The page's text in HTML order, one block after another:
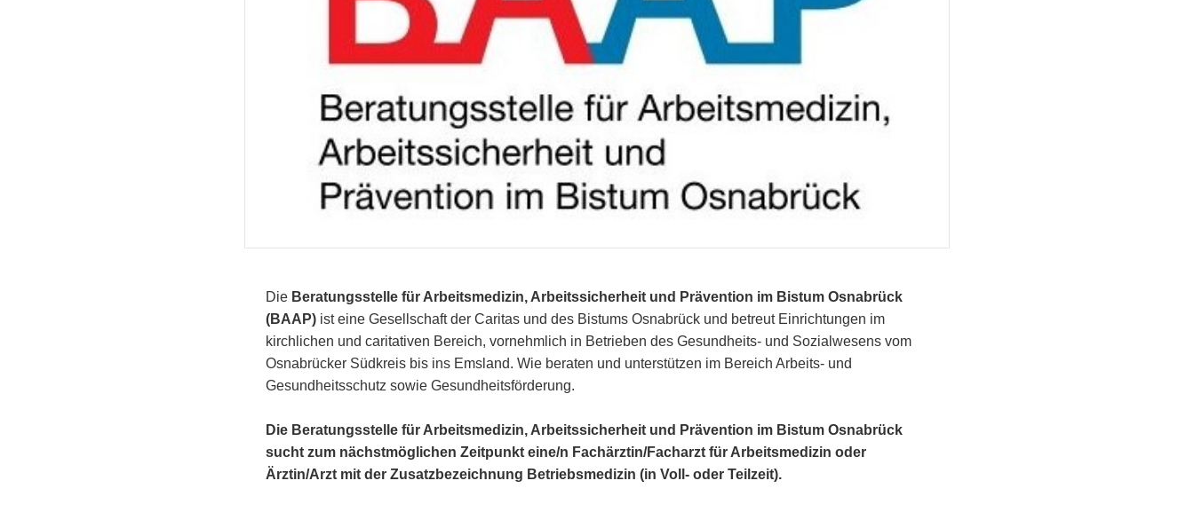
Die Beratungsstelle für Arbeitsmedizin, Arbeitssicherheit und Prävention im Bistum Osnabrück
(BAAP) ist eine Gesellschaft der Caritas und des Bistums Osnabrück und betreut Einrichtungen im
kirchlichen und caritativen Bereich, vornehmlich in Betrieben des Gesundheits- und Sozialwesens vom
Osnabrücker Südkreis bis ins Emsland. Wie beraten und unterstützen im Bereich Arbeits- und
Gesundheitsschutz sowie Gesundheitsförderung.
Die Beratungsstelle für Arbeitsmedizin, Arbeitssicherheit und Prävention im Bistum Osnabrück
sucht zum nächstmöglichen Zeitpunkt eine/n Fachärztin/Facharzt für Arbeitsmedizin oder
Ärztin/Arzt mit der Zusatzbezeichnung Betriebsmedizin (in Voll- oder Teilzeit).